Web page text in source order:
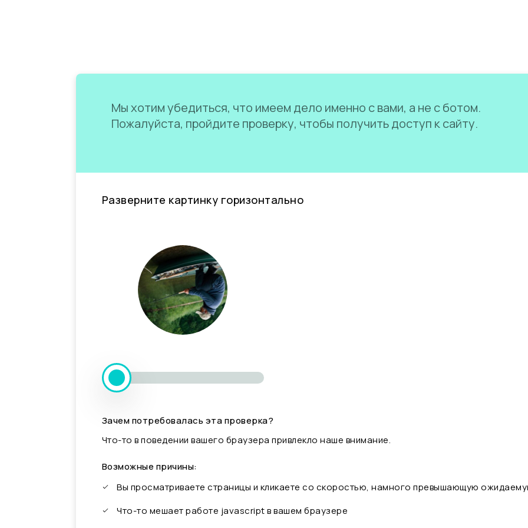
Мы хотим убедиться, что имеем дело именно с вами, а не с ботом.
Пожалуйста, пройдите проверку, чтобы получить доступ к сайту.
Разверните картинку горизонтально
Зачем потребовалась эта проверка?
Что-то в поведении вашего браузера привлекло наше внимание.
Возможные причины:
Вы просматриваете страницы и кликаете со скоростью, намного превышающую
Что-то мешает работе javascript в вашем браузере